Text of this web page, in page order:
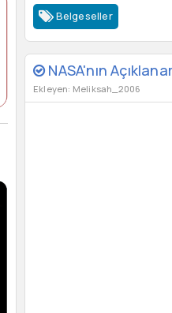
Belgeseller
NASA'nın
Ekleyen: Meliksah_2006